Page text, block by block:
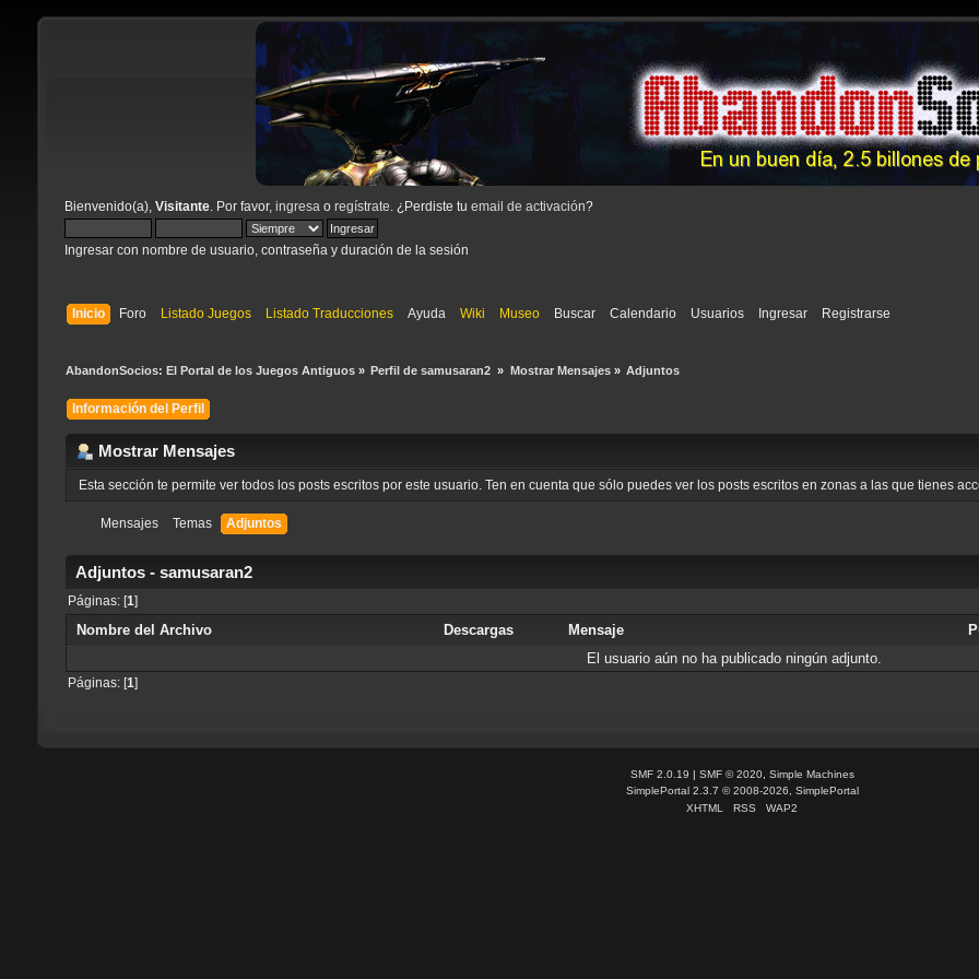
Bienvenido(a), Visitante. Por favor, ingresa o regístrate . ¿Perdiste tu email de activación?
Ingresar con nombre de usuario, contraseña y duración de la sesión
Inicio Foro Listado Juegos Listado Traducciones Ayuda Wiki Museo Buscar Calendario Usuarios Ingresar Registrarse
AbandonSocios: El Portal de los Juegos Antiguos» Perfil de samusaran2 » Mostrar Mensajes» Adjuntos
Información del Perfil
Mostrar Mensajes
Esta sección te permite ver todos los posts escritos por este usuario. Ten en cuenta que sólo puedes ver los posts escritos en zonas a las que tienes
Mensajes Temas Adjuntos
Adjuntos - samusaran2
Páginas: [ 1]
Nombre del Archivo Descargas Mensaje
El usuario aún no ha publicado ningún adjunto.
Páginas: [1]
SMF 2.0.19 | SMF © 2020, Simple Machines
SimplePortal 2.3.7 © 2008-2026, SimplePortal
XHTML
RSS WAP2